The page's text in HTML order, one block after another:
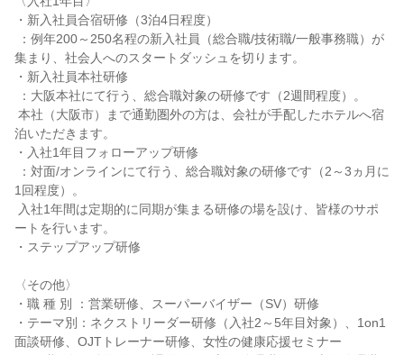
・新入社員合宿研修（3泊4日程度）
集まり、社会人へのスタートダッシュを切ります。
・新入社員本社研修
泊いただきます。
・入社1年目フォローアップ研修
1回程度）。
ートを行います。
・ステップアップ研修
〈その他〉
・職 種 別 ：営業研修、スーパーバイザー（SV）研修
・テーマ別：ネクストリーダー研修（入社2～5年目対象）、1on1
面談研修、OJTトレーナー研修、女性の健康応援セミナー